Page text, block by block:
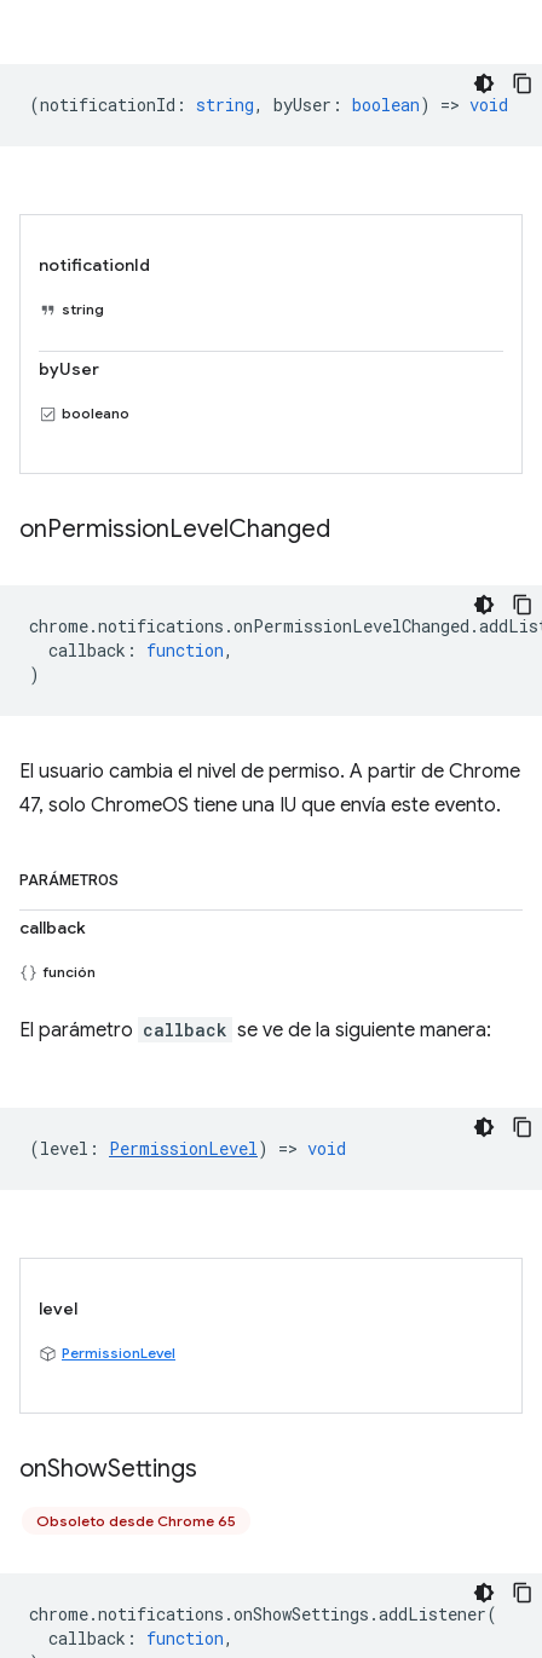
(notificationId : string, byUser : boolean) => void
notificationId
string
byUser
booleano
onPermissionLevelChanged
chrome.notifications .onPermissionLevelChanged .
callback : function,
)
El usuario cambia el nivel de permiso. A partir de Chrome
47, solo ChromeOS tiene una IU que envía este evento.
PARÁMETROS
callback
función
El parámetro callback se ve de la siguiente manera:
(level : PermissionLevel) => void
level
PermissionLevel
onShowSettings
Obsoleto desde Chrome 65
chrome.notifications .onShowSettings .addListener(
callback : function,